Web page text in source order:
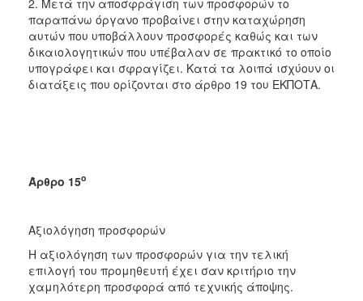
παραπάνω όργανο προβαίνει στην καταχώρηση
αυτών που υποβάλλουν προσφορές καθώς και των
δικαιολογητικών που υπέβαλαν σε πρακτικό το οποίο
υπογράφει και σφραγίζει. Κατά τα λοιπά ισχύουν οι
διατάξεις που ορίζονται στο άρθρο 19 του ΕΚΠΟΤΑ.
Άρθρο 15ο
Αξιολόγηση προσφορών
Η αξιολόγηση των προσφορών για την τελική
επιλογή του προμηθευτή έχει σαν κριτήριο την
χαμηλότερη προσφορά από τεχνικής άποψης.